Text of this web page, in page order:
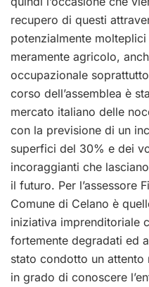
recupero di questi
potenzialmente
meramente agricolo,
occupazionale
corso dell’assemblea è
mercato italiano delle
con la previsione di un
superfici del 30% e dei
incoraggianti che
il futuro. Per l’assessore
Comune di Celano è
iniziativa imprenditoriale
fortemente degradati ed
stato condotto un
in grado di conoscere